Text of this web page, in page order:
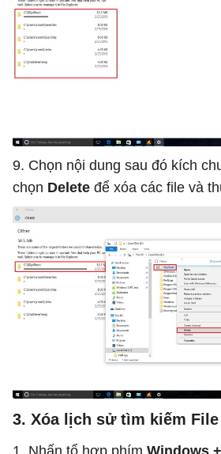
9. Chọn nội dung sau đó kích
chọn Delete để xóa các file và
3. Xóa lịch sử tìm kiếm File